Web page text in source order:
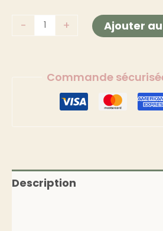
- + Ajouter
Commande
Description